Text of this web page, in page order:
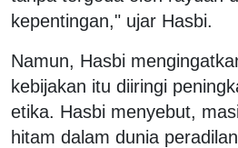
kepentingan," ujar Hasbi.
Namun, Hasbi
kebijakan itu diiringi
etika. Hasbi menyebut,
hitam dalam dunia